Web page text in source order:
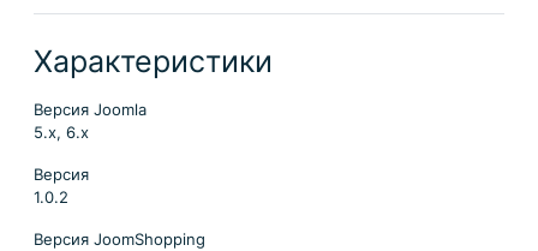
Характеристики
Версия Joomla
5.x, 6.x
Версия
1.0.2
Версия JoomShopping